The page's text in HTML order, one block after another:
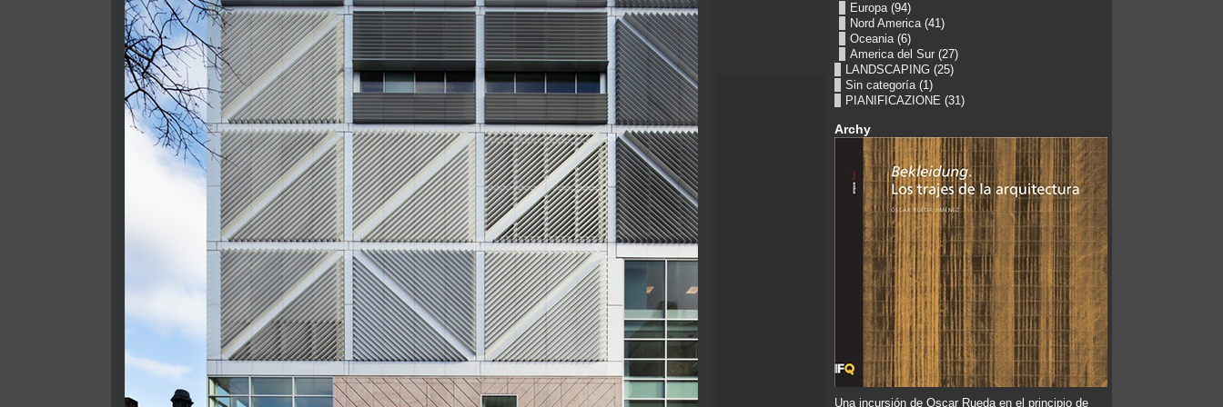
Europa(94)
Nord America(41)
Oceania(6)
America del Sur (27)
LANDSCAPING (25)
Sin categoría(1)
PIANIFICAZIONE (31)
Archy
Una incursión de Oscar Rueda en el principio de